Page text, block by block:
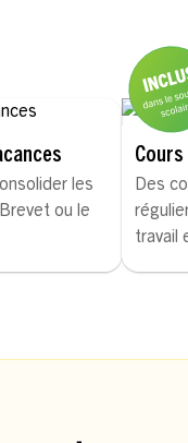
les
ou le
Des
travail